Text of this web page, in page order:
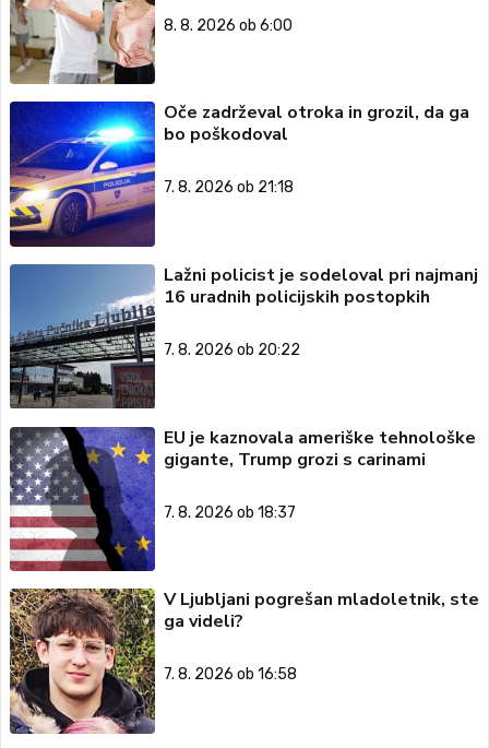
8. 8. 2026 ob 6:00
Oče zadrževal otroka in grozil, da ga
bo poškodoval
7. 8. 2026 ob 21:18
Lažni policist je sodeloval pri najmanj
16 uradnih policijskih postopkih
7. 8. 2026 ob 20:22
EU je kaznovala ameriške tehnološke
gigante, Trump grozi s carinami
7. 8. 2026 ob 18:37
V Ljubljani pogrešan mladoletnik, ste
ga videli?
7. 8. 2026 ob 16:58